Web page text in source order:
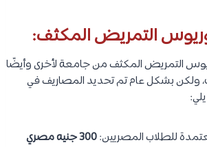
التمريض المكثف:
التمريض المكثف من جامعة لأخرى وأيضًا
ولكن بشكل عام تم تحديد المصاريف في
للطلاب المصريين:300 جنيه مصري